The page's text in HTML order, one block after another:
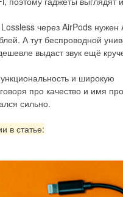
через AirPods нужен
А тут беспроводной
выдаст звук ещё
и широкую
про качество и имя
сильно.
в статье: